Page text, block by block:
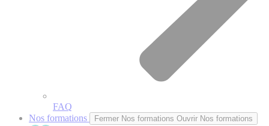
FAQ
Nos formations
Fermer Nos formations Ouvrir Nos formations